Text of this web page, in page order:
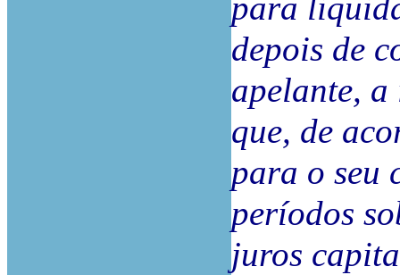
para
depois de
apelante, a
que, de
para o seu
períodos
juros